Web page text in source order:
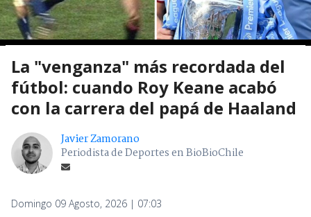
La "venganza" más recordada del
fútbol: cuando Roy Keane acabó
con la carrera del papá de Haaland
Javier Zamorano
Periodista de Deportes en BioBioChile
Domingo 09 Agosto, 2026 | 07:03